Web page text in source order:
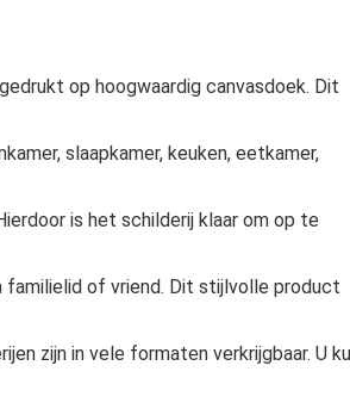
op hoogwaardig canvasdoek. Dit
slaapkamer, keuken, eetkamer,
is het schilderij klaar om op te
familielid of vriend. Dit stijlvolle product
zijn in vele formaten verkrijgbaar. U